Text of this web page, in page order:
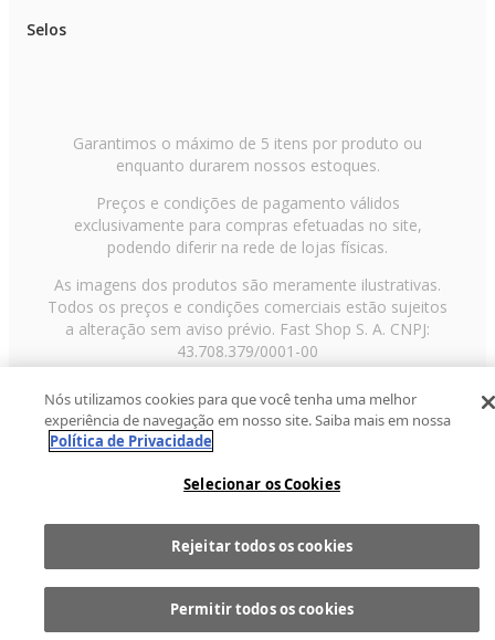
Comprar
Selos
Garantimos o máximo de 5 itens por produto ou
enquanto durarem nossos estoques.
Preços e condições de pagamento válidos
exclusivamente para compras efetuadas no site,
podendo diferir na rede de lojas físicas.
As imagens dos produtos são meramente ilustrativas.
Todos os preços e condições comerciais estão sujeitos
a alteração sem aviso prévio. Fast Shop S. A. CNPJ:
43.708.379/0001-00
Avenida Zaki Narchi, nº 1650, sobreloja, Carandiru, São
Paulo/SP, CEP 02029-001, Telefone: 11 3003-3728 ©
2013 Fast Shop - Todos os direitos reservadosRF
Nós utilizamos cookies para que você tenha uma melhor
experiência de navegação em nosso site. Saiba mais em nossa
Política de Privacidade
Selecionar os Cookies
Rejeitar todos os cookies
Permitir todos os cookies